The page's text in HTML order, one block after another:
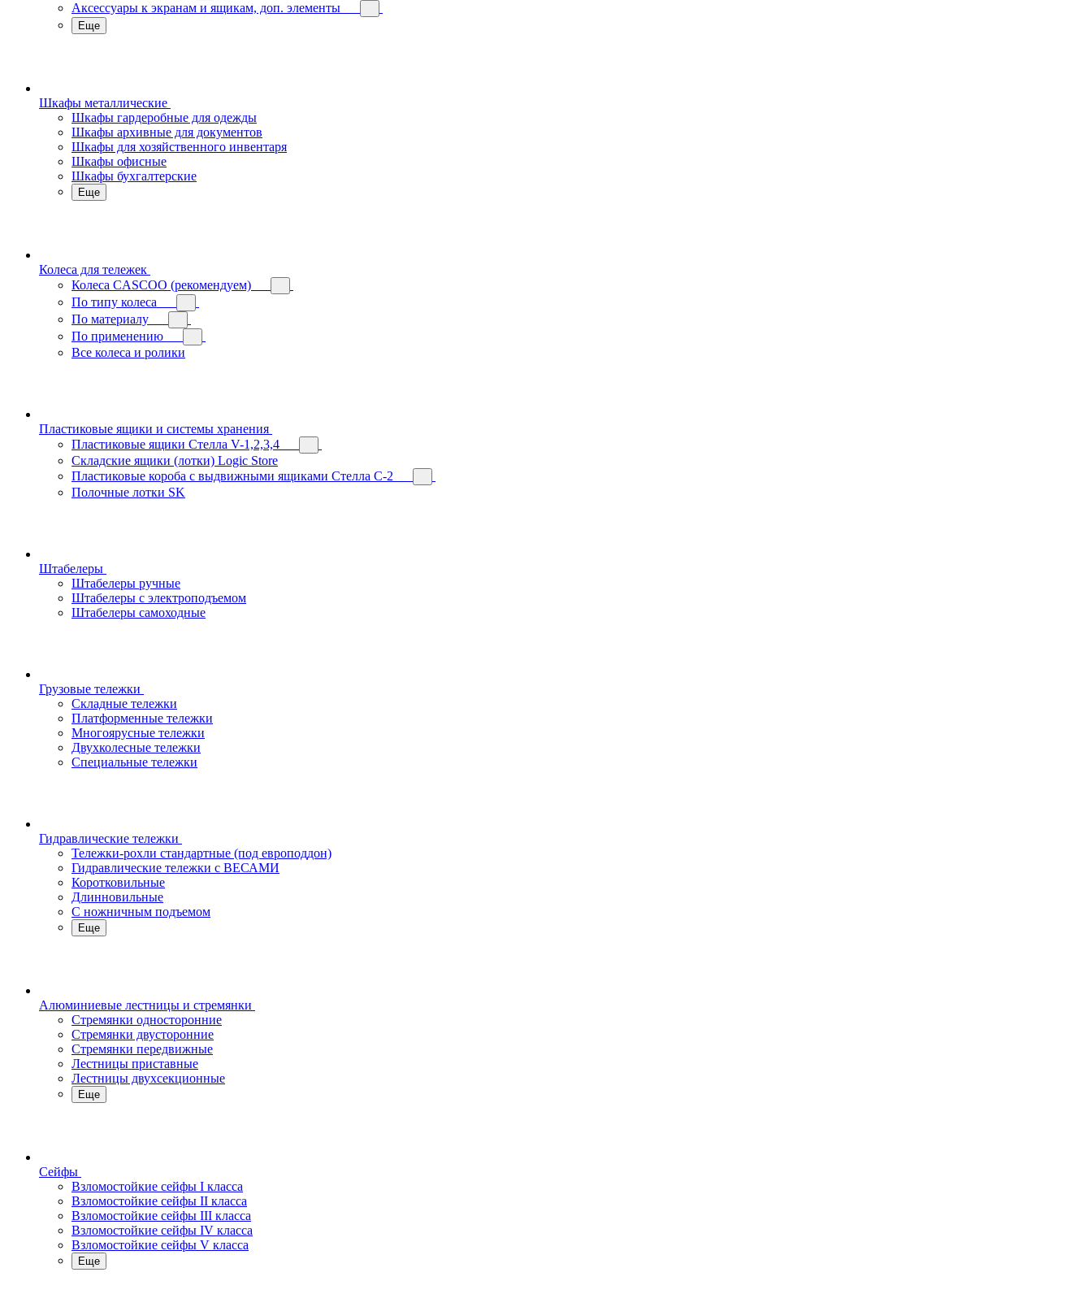
Аксессуары к экранам и ящикам, доп. элементы
Еще
Шкафы металлические
Шкафы гардеробные для одежды
Шкафы архивные для документов
Шкафы для хозяйственного инвентаря
Шкафы офисные
Шкафы бухгалтерские
Еще
Колеса для тележек
Колеса CASCOO (рекомендуем)
По типу колеса
По материалу
По применению
Все колеса и ролики
Пластиковые ящики и системы хранения
Пластиковые ящики Стелла V-1,2,3,4
Складские ящики (лотки) Logiс Store
Пластиковые короба с выдвижными ящиками Стелла С-2
Полочные лотки SK
Штабелеры
Штабелеры ручные
Штабелеры с электроподъемом
Штабелеры самоходные
Грузовые тележки
Складные тележки
Платформенные тележки
Многоярусные тележки
Двухколесные тележки
Специальные тележки
Гидравлические тележки
Тележки-рохли стандартные (под европоддон)
Гидравлические тележки с ВЕСАМИ
Коротковильные
Длинновильные
С ножничным подъемом
Еще
Алюминиевые лестницы и стремянки
Стремянки односторонние
Стремянки двусторонние
Стремянки передвижные
Лестницы приставные
Лестницы двухсекционные
Еще
Сейфы
Взломостойкие сейфы I класса
Взломостойкие сейфы II класса
Взломостойкие сейфы III класса
Взломостойкие сейфы IV класса
Взломостойкие сейфы V класса
Еще